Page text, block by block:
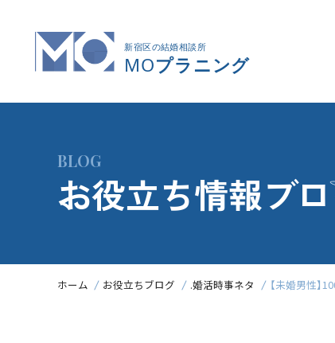
BLOG
お役立ち情報ブ
ホーム お役立ちブログ .婚活時事ネタ 【未婚男性】